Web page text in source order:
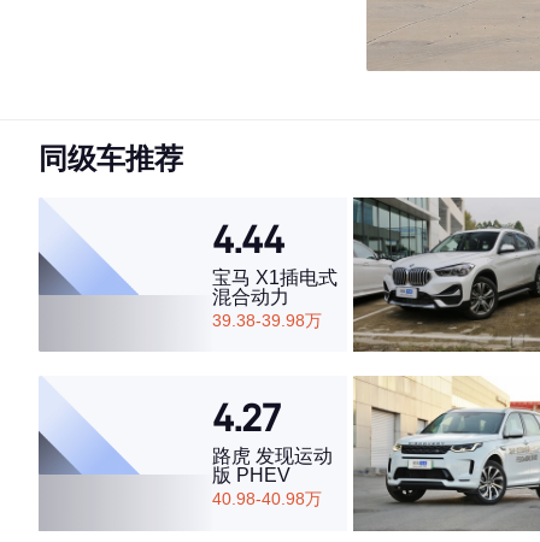
同级车推荐
4.44
宝马 X1插电式
混合动力
39.38-39.98万
4.27
路虎 发现运动
版 PHEV
40.98-40.98万